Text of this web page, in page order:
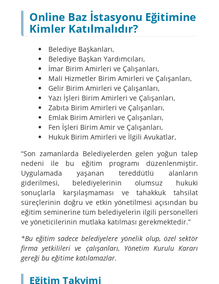
Online Baz İstasyonu Eğitimine
Kimler Katılmalıdır?
Belediye Başkanları,
Belediye Başkan Yardımcıları,
İmar Birim Amirleri ve Çalışanları,
Mali Hizmetler Birim Amirleri ve Çalışanları,
Gelir Birim Amirleri ve Çalışanları,
Yazı İşleri Birim Amirleri ve Çalışanları,
Zabıta Birim Amirleri ve Çalışanları,
Emlak Birim Amirleri ve Çalışanları,
Fen İşleri Birim Amir ve Çalışanları,
Hukuk Birim Amirleri ve İlgili Avukatlar,
“Son zamanlarda Belediyelerden gelen yoğun talep
nedeni ile bu eğitim programı düzenlenmiştir.
Uygulamada yaşanan tereddütlü alanların
giderilmesi, belediyelerinin olumsuz hukuki
sonuçlarla karşılaşmaması ve tahakkuk tahsilat
süreçlerinin doğru ve etkin yönetilmesi açısından bu
eğitim seminerine tüm belediyelerin ilgili personelleri
ve yöneticilerinin mutlaka katılması gerekmektedir.”
*Bu eğitim sadece belediyelere yönelik olup, özel sektör
firma yetkilileri ve çalışanları, Yönetim Kurulu Kararı
gereği bu eğitime katılamazlar.
Eğitim Takvimi